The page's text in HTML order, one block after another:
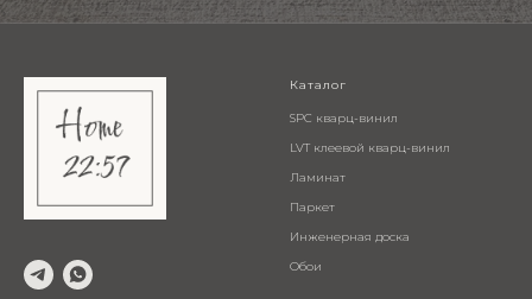
Каталог
SPC кварц-винил
LVT клеевой кварц-винил
Ламинат
Паркет
Инженерная доска
Обои